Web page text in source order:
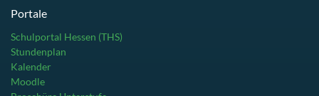
Portale
Schulportal Hessen (THS)
Stundenplan
Kalender
Moodle